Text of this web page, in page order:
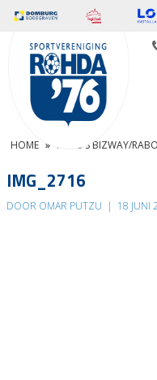
HOME » FOTO’S BIZWAY/
IMG_2716
DOOR OMAR PUTZU | 18 JUNI